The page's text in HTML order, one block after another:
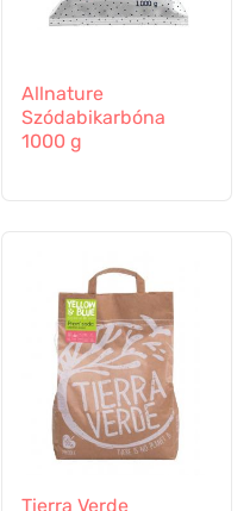
Allnature
Szódabikarbóna
1000 g
Tierra Verde